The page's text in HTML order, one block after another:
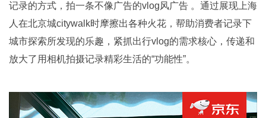
记录的方式，拍一条不像广告的vlog风广告 。通过展现上海
人在北京城citywalk时摩擦出各种火花，帮助消费者记录下
城市探索所发现的乐趣，紧抓出行vlog的需求核心，传递和
放大了用相机拍摄记录精彩生活的“功能性”。